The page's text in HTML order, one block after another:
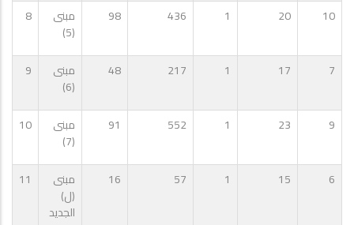
10
20
1
436
98
مبنى
(5)
8
7
17
1
217
48
مبنى
(6)
9
9
23
1
552
91
مبنى
(7)
10
6
15
1
57
16
مبنى
(ل)
الجديد
11